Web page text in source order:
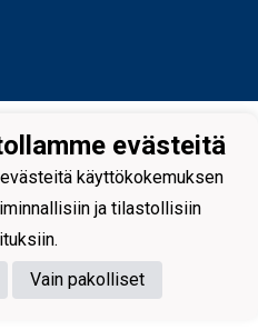
evästeitä
käyttökokemuksen
ja tilastollisiin
Vain pakolliset